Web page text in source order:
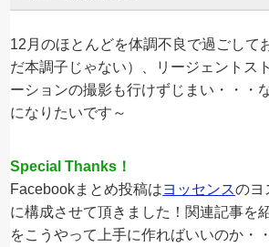
12月のほとんどを体調不良で過ごして
だ本調子じゃない）、リージェントス
ーションの撮影も行けずじまい・・・
になりたいです～
Special Thanks！
Facebookまとめ投稿はヨッセンスのヨ
に構成させて頂きました！関連記事を
をこうやって上手に作ればいいのか・